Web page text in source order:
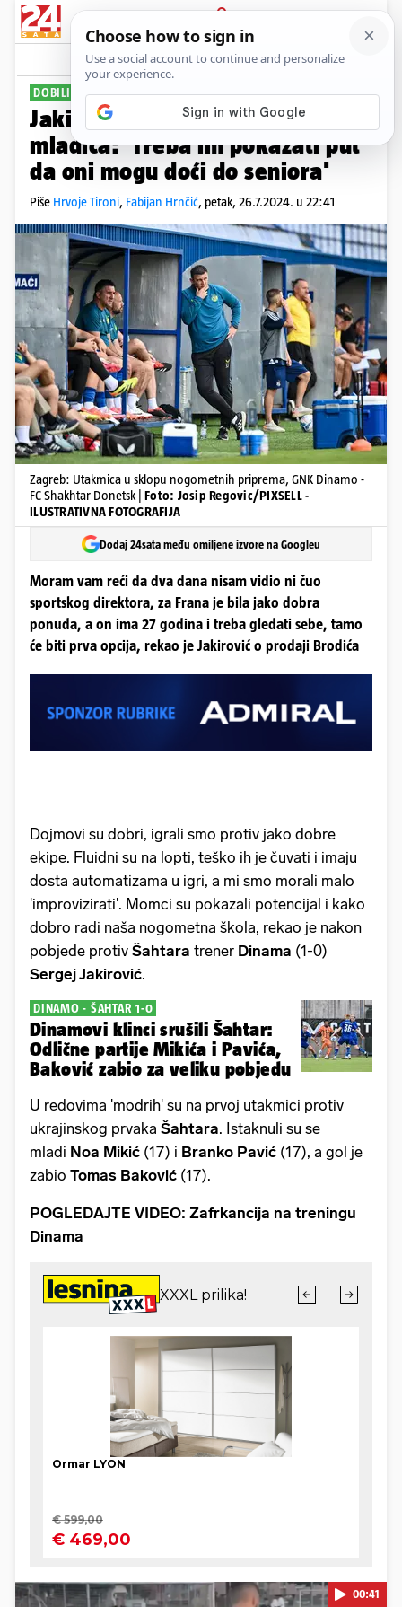
PRIJAVA
Sport Komentari
DOBILI UKRAJINCE
Jakir nakon odlične predstave
mladića: 'Treba im pokazati put
da oni mogu doći do seniora'
Piše Hrvoje Tironi, Fabijan Hrnčić, petak, 26.7.2024. u 22:41
Zagreb: Utakmica u sklopu nogometnih priprema, GNK Dinamo -
FC Shakhtar Donetsk | Foto: Josip Regovic/PIXSELL -
ILUSTRATIVNA FOTOGRAFIJA
Dodaj 24sata među omiljene izvore na Googleu
Moram vam reći da dva dana nisam vidio ni čuo
sportskog direktora, za Frana je bila jako dobra
ponuda, a on ima 27 godina i treba gledati sebe, tamo
će biti prva opcija, rekao je Jakirović o prodaji Brodića
Dojmovi su dobri, igrali smo protiv jako dobre
ekipe. Fluidni su na lopti, teško ih je čuvati i imaju
dosta automatizama u igri, a mi smo morali malo
'improvizirati'. Momci su pokazali potencijal i kako
dobro radi naša nogometna škola, rekao je nakon
pobjede protiv Šahtara trener Dinama (1-0)
Sergej Jakirović.
DINAMO - ŠAHTAR 1-0
Dinamovi klinci srušili Šahtar:
Odlične partije Mikića i Pavića,
Baković zabio za veliku pobjedu
U redovima 'modrih' su na prvoj utakmici protiv
ukrajinskog prvaka Šahtara. Istaknuli su se
mladi Noa Mikić (17) i Branko Pavić (17), a gol je
zabio Tomas Baković (17).
POGLEDAJTE VIDEO: Zafrkancija na treningu
Dinama
00:41